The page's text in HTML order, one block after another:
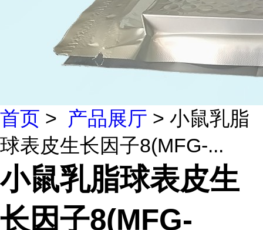
首页 > 产品展厅 > 小鼠乳脂
球表皮生长因子8(MFG-...
小鼠乳脂球表皮生
长因子8(MFG-